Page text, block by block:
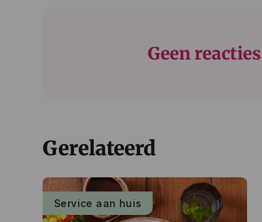
Geen reacties
Gerelateerd
Service aan huis